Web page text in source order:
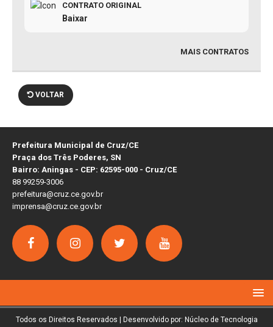
CONTRATO ORIGINAL
Baixar
MAIS CONTRATOS
VOLTAR
Prefeitura Municipal de Cruz/CE
Praça dos Três Poderes, SN
Bairro: Aningas - CEP: 62595-000 - Cruz/CE
88 99259-3006
prefeitura@cruz.ce.gov.br
imprensa@cruz.ce.gov.br
Todos os Direitos Reservados | Desenvolvido por: Núcleo de Tecnologia